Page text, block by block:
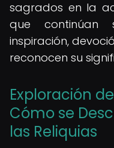
sagrados en la
que continúan
inspiración,
reconocen su
Exploración
Cómo se
las Reliquias